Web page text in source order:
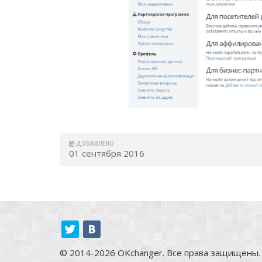
ДОБАВЛЕНО
01 сентября 2016
© 2014-2026 OKchanger. Все права защищены.